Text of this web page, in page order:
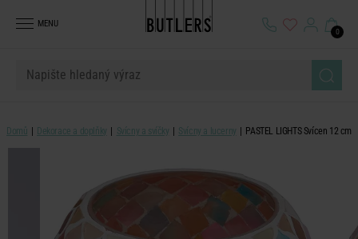
MENU
0
Domů Dekorace a doplňky Svícny a svíčky Svícny a lucerny PASTEL LIGHTS Svícen 12 cm